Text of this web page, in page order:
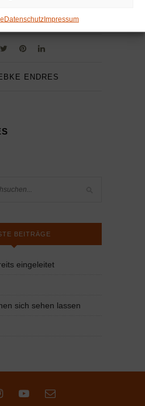
DatenschutzImpressum
ENDRES
BEITRÄGE
eingeleitet
sich sehen lassen